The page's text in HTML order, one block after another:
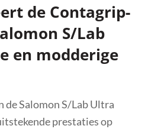
de Contagrip-
S/Lab
en modderige
de Salomon S/Lab Ultra
prestaties op